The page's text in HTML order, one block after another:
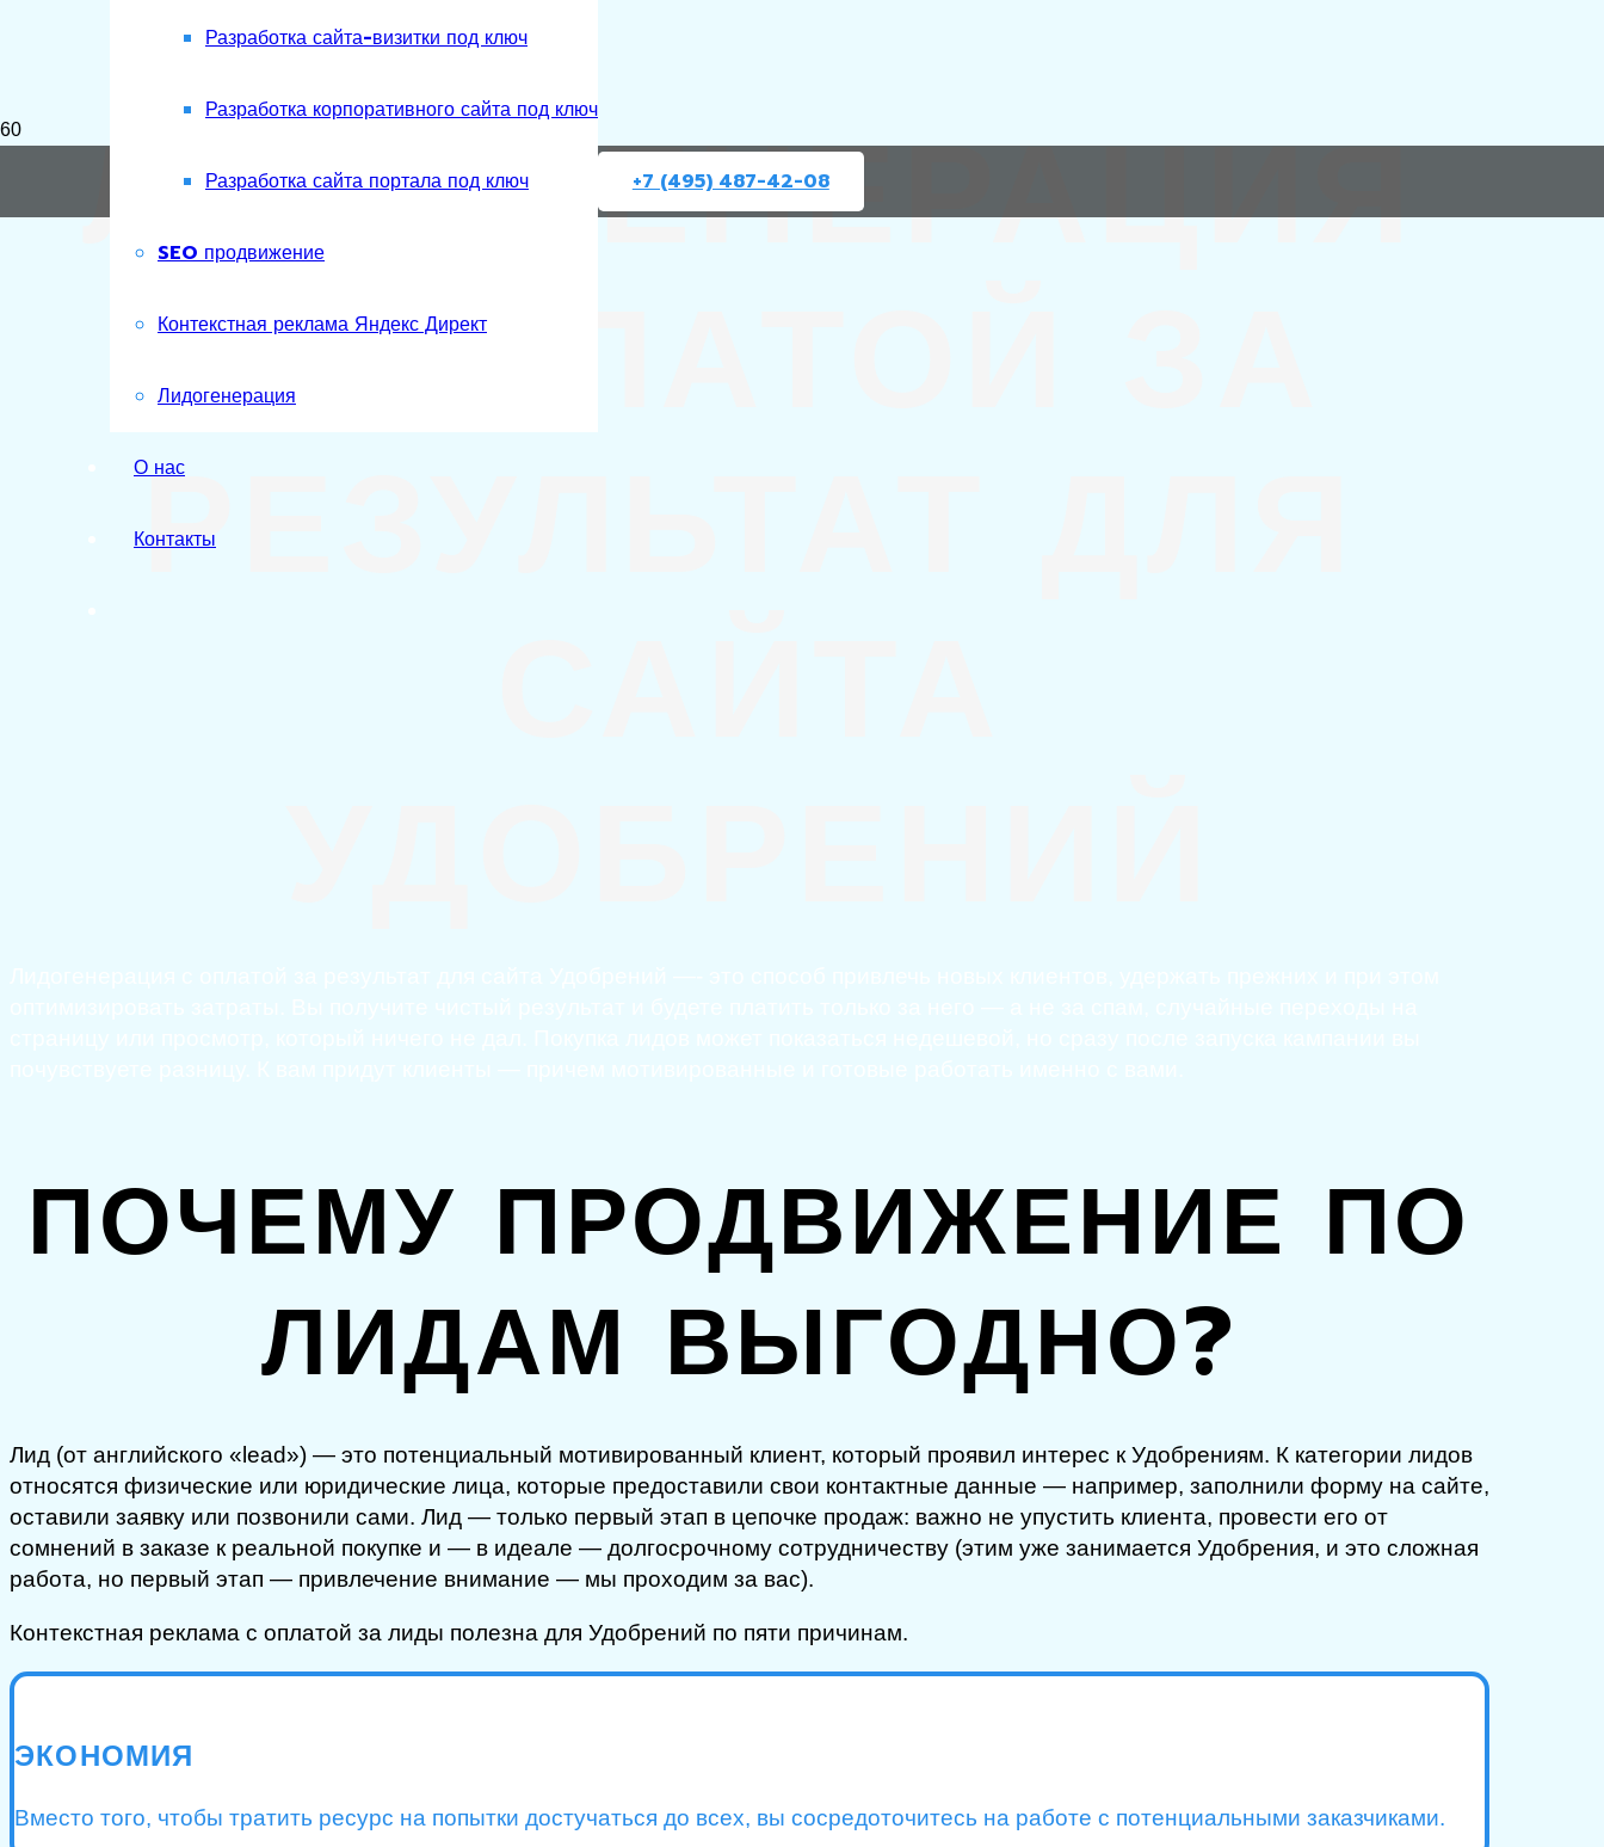
Разработка сайта-визитки под ключ
Разработка корпоративного сайта под ключ
Разработка сайта портала под ключ
SEO продвижение
Контекстная реклама Яндекс Директ
Лидогенерация
О нас
Контакты
+7 (495) 487-42-08
ЛИДОГЕНЕРАЦИЯ
С ОПЛАТОЙ ЗА
РЕЗУЛЬТАТ ДЛЯ
ПОЧЕМУ ПРОДВИЖЕНИЕ ПО
ЛИДАМ ВЫГОДНО?
Лид (от английского «lead») — это потенциальный мотивированный клиент, который проявил интерес к Удобрениям. К категории лидов
относятся физические или юридические лица, которые предоставили свои контактные данные — например, заполнили форму на сайте,
оставили заявку или позвонили сами. Лид — только первый этап в цепочке продаж: важно не упустить клиента, провести его от
сомнений в заказе к реальной покупке и — в идеале — долгосрочному сотрудничеству (этим уже занимается Удобрения, и это сложная
работа, но первый этап — привлечение внимание — мы проходим за вас).
Контекстная реклама с оплатой за лиды полезна для Удобрений по пяти причинам.
ЭКОНОМИЯ
Вместо того, чтобы тратить ресурс на попытки достучаться до всех, вы сосредоточитесь на работе с потенциальными заказчиками.